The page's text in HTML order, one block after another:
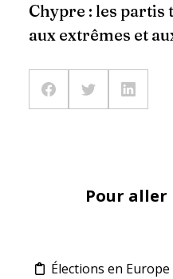
Chypre : les
aux extrêmes et
Pour aller
Élections en Europe